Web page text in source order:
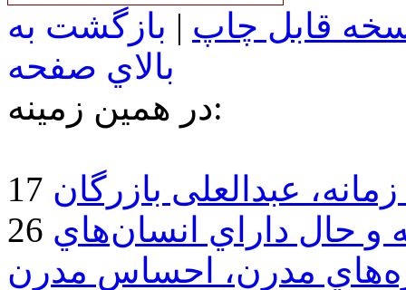
قابل چاپ | بازگشت به
بالاي صفحه
در همين زمينه:
عبدالعلى بازرگان
و حال داراي انسان‌هاي
مدرن، احساس مدرن